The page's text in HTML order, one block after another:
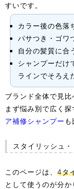
すいです。
カラー後の色落
パサつき・ゴワ
自分の髪質に合
シャンプーだけ
ラインでそろえ
ブランド全体で見比
まず悩み別で広く探
ア補修シャンプー も
スタイリッシュ
このページは、 4タ
として使うのが分か